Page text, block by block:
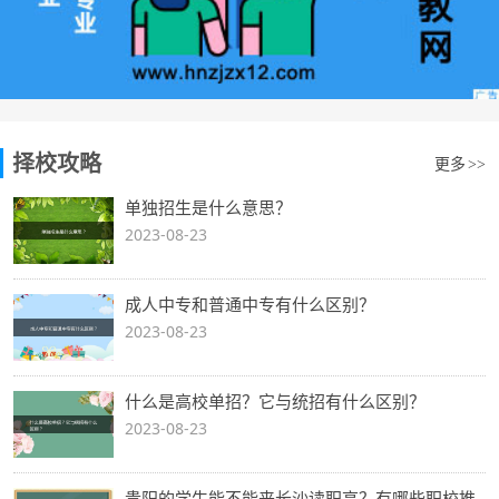
择校攻略 更多 >>
单独招生是什么意思？
2023-08-23
成人中专和普通中专有什么区别？
2023-08-23
什么是高校单招？它与统招有什么区别？
2023-08-23